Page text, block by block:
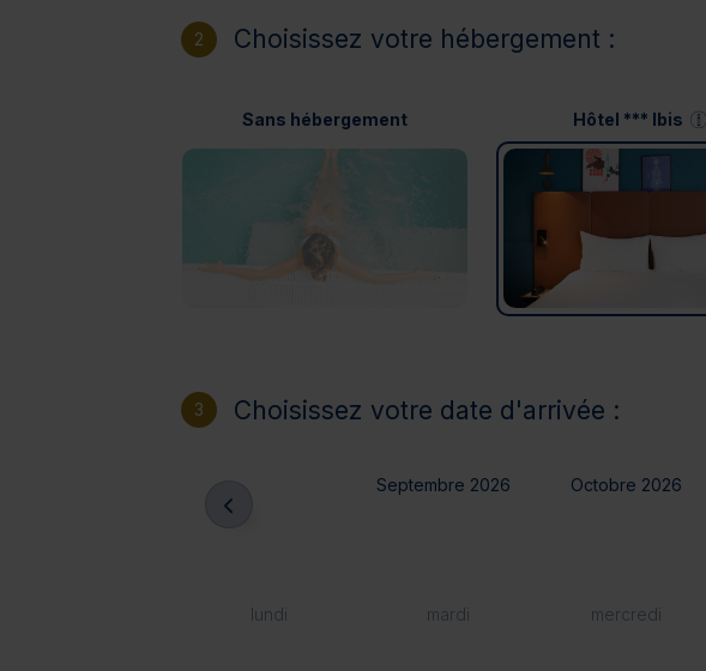
lundi mardi mercredi
2 Choisissez votre hébergement :
Sans hébergement Hôtel *** Ibis
3 Choisissez votre date d'arrivée :
Septembre 2026 Octobre 2026